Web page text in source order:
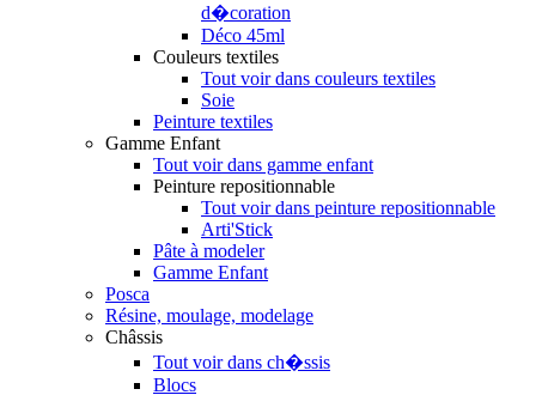
d�coration
Déco 45ml
Couleurs textiles
Tout voir dans couleurs textiles
Soie
Peinture textiles
Gamme Enfant
Tout voir dans gamme enfant
Peinture repositionnable
Tout voir dans peinture repositionnable
Arti'Stick
Pâte à modeler
Gamme Enfant
Posca
Résine, moulage, modelage
Châssis
Tout voir dans ch�ssis
Blocs